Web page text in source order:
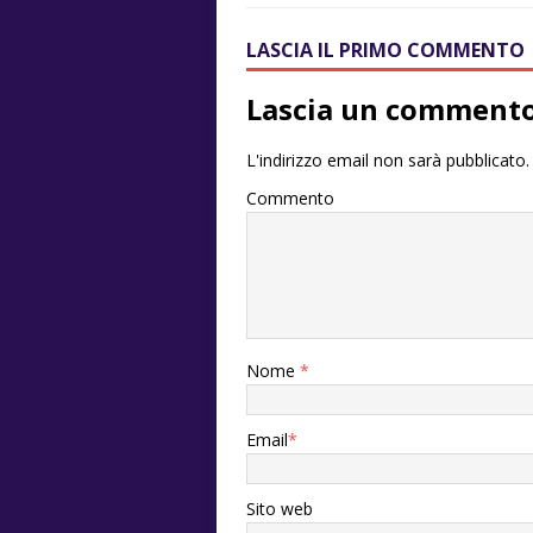
LASCIA IL PRIMO COMMENTO
Lascia un
L'indirizzo email non sarà pubblicato.
Commento
Nome *
Email*
Sito web